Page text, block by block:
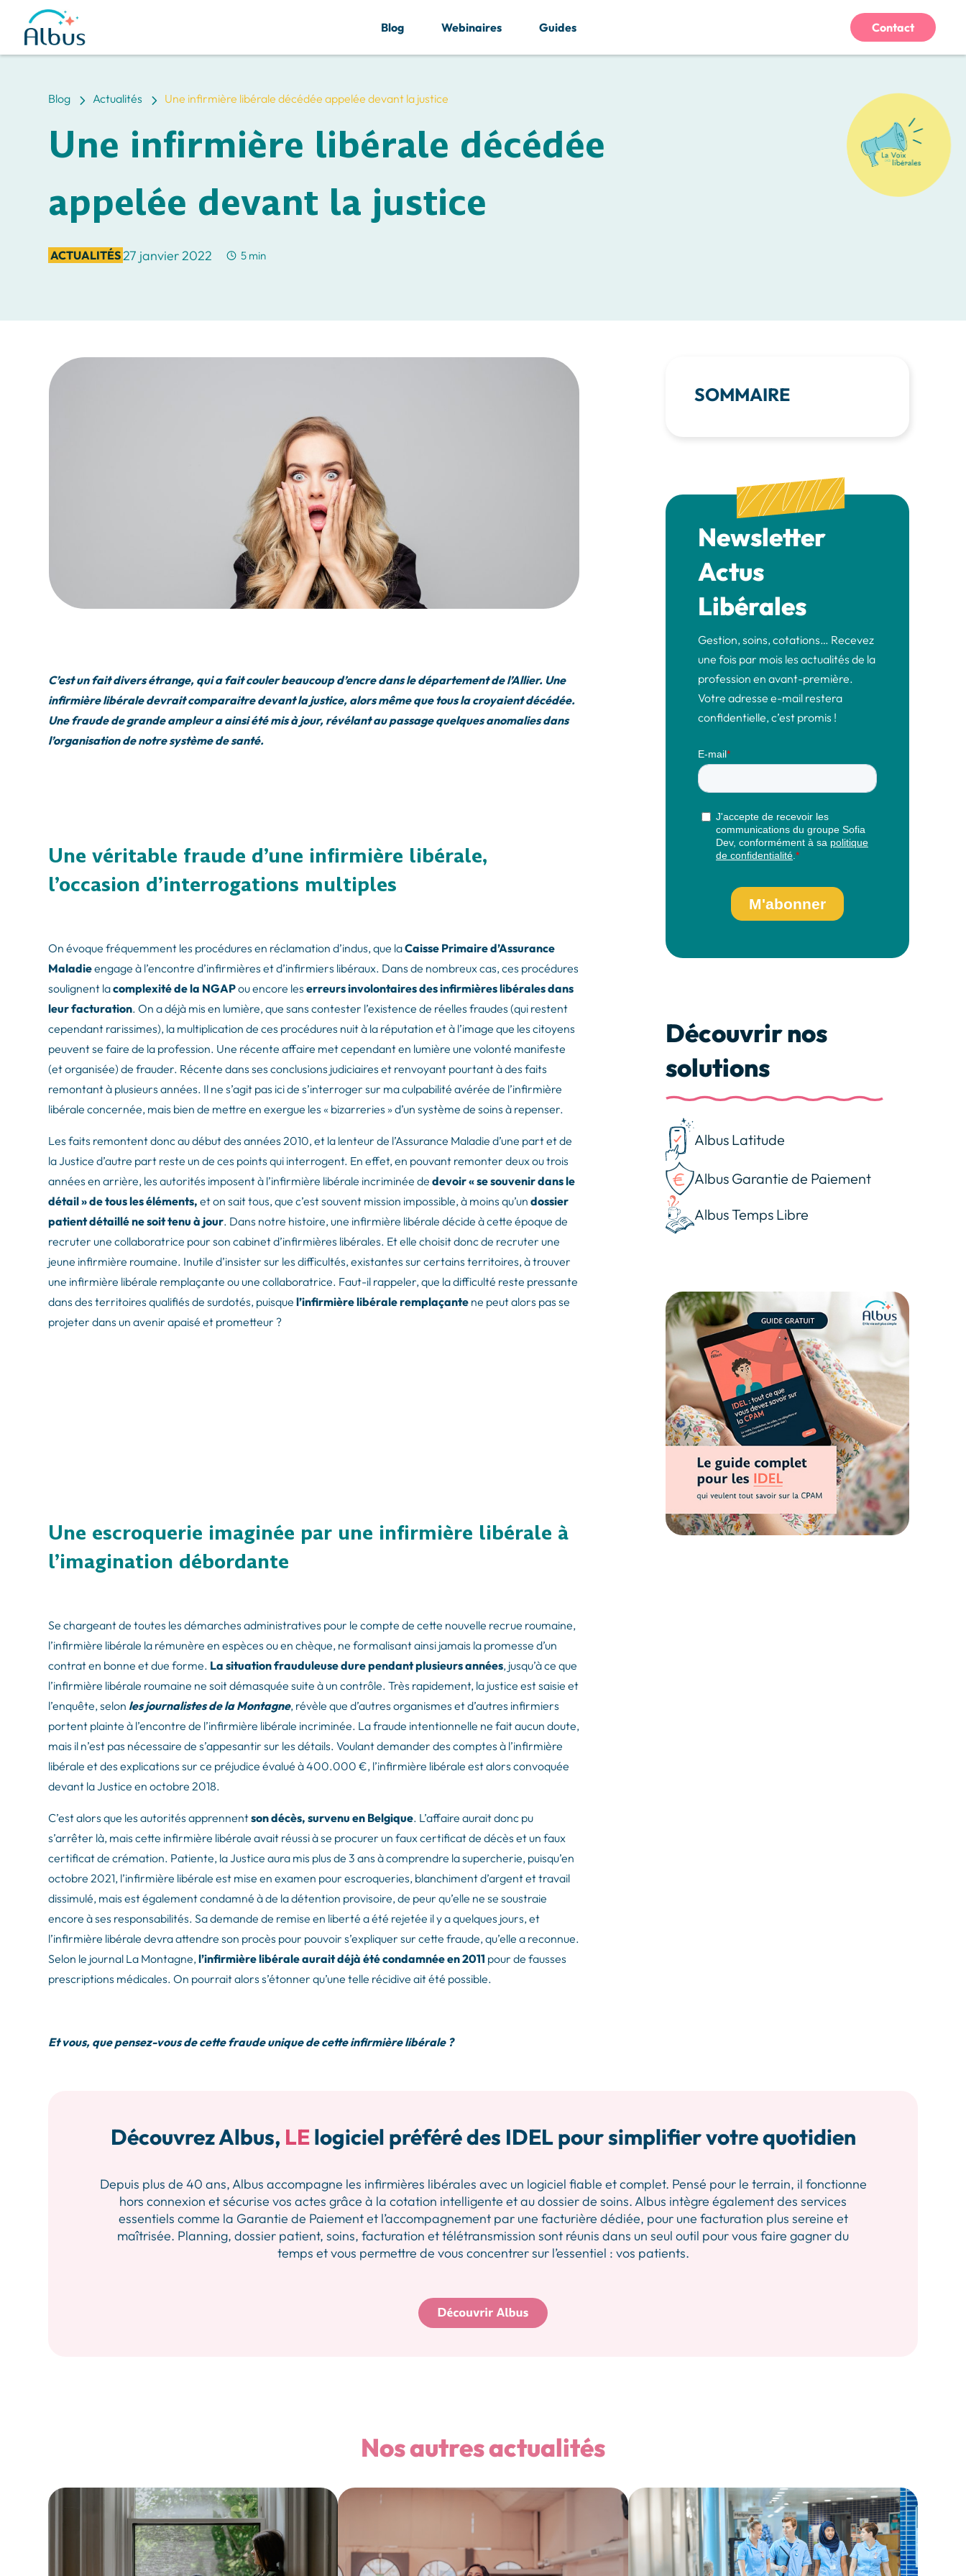
Blog 5 Actualités 5 Une infirmière libérale décédée appelée devant la justice
Une infirmière libérale décédée
appelée devant la justice
ACTUALITÉS27 janvier 2022 5 min
C’est un fait divers étrange, qui a fait couler beaucoup d’encre dans le département de l’Allier. Une
infirmière libérale devrait comparaitre devant la justice, alors même que tous la croyaient décédée.
Une fraude de grande ampleur a ainsi été mis à jour, révélant au passage quelques anomalies dans
l’organisation de notre système de santé.
Une véritable fraude d’une infirmière libérale,
l’occasion d’interrogations multiples
On évoque fréquemment les procédures en réclamation d’indus, que laCaisse Primaire d’Assurance
Maladieengage à l’encontre d’infirmières et d’infirmiers libéraux. Dans de nombreux cas, ces procédures
soulignent lacomplexité de la NGAPou encore leserreurs involontaires des infirmières libérales dans
leur facturation. On a déjà mis en lumière, que sans contester l’existence de réelles fraudes (qui restent
cependant rarissimes), la multiplication de ces procédures nuit à la réputation et à l’image que les citoyens
peuvent se faire de la profession. Une récente affaire met cependant en lumière une volonté manifeste
(et organisée) de frauder. Récente dans ses conclusions judiciaires et renvoyant pourtant à des faits
remontant à plusieurs années. Il ne s’agit pas ici de s’interroger sur ma culpabilité avérée de l’infirmière
libérale concernée, mais bien de mettre en exergue les « bizarreries » d’un système de soins à repenser.
Les faits remontent donc au début des années 2010, et la lenteur de l’Assurance Maladie d’une part et de
la Justice d’autre part reste un de ces points qui interrogent. En effet, en pouvant remonter deux ou trois
années en arrière, les autorités imposent à l’infirmière libérale incriminée dedevoir « se souvenir dans le
détail » de tous les éléments, et on sait tous, que c’est souvent mission impossible, à moins qu’undossier
patient détaillé ne soit tenu à jour. Dans notre histoire, une infirmière libérale décide à cette époque de
recruter une collaboratrice pour son cabinet d’infirmières libérales. Et elle choisit donc de recruter une
jeune infirmière roumaine. Inutile d’insister sur les difficultés, existantes sur certains territoires, à trouver
une infirmière libérale remplaçante ou une collaboratrice. Faut-il rappeler, que la difficulté reste pressante
dans des territoires qualifiés de surdotés, puisquel’infirmière libérale remplaçante ne peut alors pas se
projeter dans un avenir apaisé et prometteur ?
Une escroquerie imaginée par une infirmière libérale à
l’imagination débordante
Se chargeant de toutes les démarches administratives pour le compte de cette nouvelle recrue roumaine,
l’infirmière libérale la rémunère en espèces ou en chèque, ne formalisant ainsi jamais la promesse d’un
contrat en bonne et due forme. La situation frauduleuse dure pendant plusieurs années, jusqu’à ce que
l’infirmière libérale roumaine ne soit démasquée suite à un contrôle. Très rapidement, la justice est saisie et
l’enquête, selon les journalistes de la Montagne, révèle que d’autres organismes et d’autres infirmiers
portent plainte à l’encontre de l’infirmière libérale incriminée. La fraude intentionnelle ne fait aucun doute,
mais il n’est pas nécessaire de s’appesantir sur les détails. Voulant demander des comptes à l’infirmière
libérale et des explications sur ce préjudice évalué à 400.000 €, l’infirmière libérale est alors convoquée
devant la Justice en octobre 2018.
C’est alors que les autorités apprennentson décès, survenu en Belgique. L’affaire aurait donc pu
s’arrêter là, mais cette infirmière libérale avait réussi à se procurer un faux certificat de décès et un faux
certificat de crémation. Patiente, la Justice aura mis plus de 3 ans à comprendre la supercherie, puisqu’en
octobre 2021, l’infirmière libérale est mise en examen pour escroqueries, blanchiment d’argent et travail
dissimulé, mais est également condamné à de la détention provisoire, de peur qu’elle ne se soustraie
encore à ses responsabilités. Sa demande de remise en liberté a été rejetée il y a quelques jours, et
l’infirmière libérale devra attendre son procès pour pouvoir s’expliquer sur cette fraude, qu’elle a reconnue.
Selon le journal La Montagne,l’infirmière libérale aurait déjà été condamnée en 2011 pour de fausses
prescriptions médicales. On pourrait alors s’étonner qu’une telle récidive ait été possible.
Et vous, que pensez-vous de cette fraude unique de cette infirmière libérale ?
SOMMAIRE
Newsletter
Actus
Libérales
Gestion, soins, cotations… Recevez
une fois par mois les actualités de la
profession en avant-première.
Votre adresse e-mail restera
confidentielle, c’est promis !
Découvrir nos
solutions
Albus Latitude
Albus Garantie de Paiement
Albus Temps Libre
Découvrez Albus, LElogiciel préféré des IDEL pour simplifier votre quotidien
Depuis plus de 40 ans, Albus accompagne les infirmières libérales avec un logiciel fiable et complet. Pensé pour le terrain, il fonctionne
hors connexion et sécurise vos actes grâce à la cotation intelligente et au dossier de soins. Albus intègre également des services
essentiels comme la Garantie de Paiement et l’accompagnement par une facturière dédiée, pour une facturation plus sereine et
maîtrisée. Planning, dossier patient, soins, facturation et télétransmission sont réunis dans un seul outil pour vous faire gagner du
temps et vous permettre de vous concentrer sur l’essentiel : vos patients.
Nos autres actualités
Blog Webinaires Guides Contact